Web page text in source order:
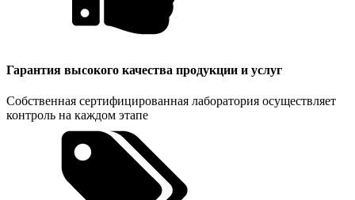
Гарантия высокого качества продукции и услуг
Собственная сертифицированная лаборатория осуществляет
контроль на каждом этапе